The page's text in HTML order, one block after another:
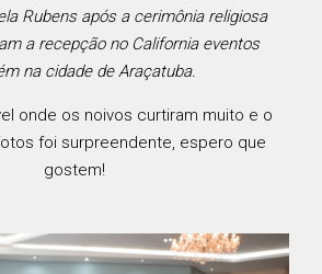
Rubens após a cerimônia religiosa
a recepção no California eventos
na cidade de Araçatuba.
onde os noivos curtiram muito e o
foi surpreendente, espero que
gostem!